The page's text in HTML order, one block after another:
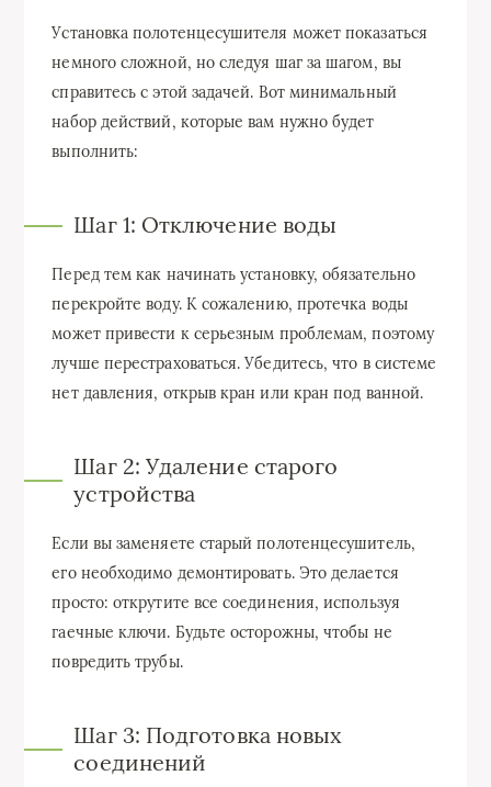
Установка полотенцесушителя может показаться
немного сложной, но следуя шаг за шагом, вы
справитесь с этой задачей. Вот минимальный
набор действий, которые вам нужно будет
выполнить:
Шаг 1: Отключение воды
Перед тем как начинать установку, обязательно
перекройте воду. К сожалению, протечка воды
может привести к серьезным проблемам, поэтому
лучше перестраховаться. Убедитесь, что в системе
нет давления, открыв кран или кран под ванной.
Шаг 2: Удаление старого
устройства
Если вы заменяете старый полотенцесушитель,
его необходимо демонтировать. Это делается
просто: открутите все соединения, используя
гаечные ключи. Будьте осторожны, чтобы не
повредить трубы.
Шаг 3: Подготовка новых
соединений